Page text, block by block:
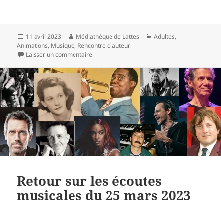
Publié
le
11 avril 2023 Auteur
Médiathèque de Lattes Catégories
Adultes,
Animations, Musique, Rencontre d'auteur
Laisser un commentaire
Retour sur les écoutes
musicales du 25 mars 2023